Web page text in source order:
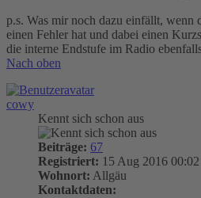
p.s. Was mir noch dazu einfällt, wenn
einen Fehler hat und dabei einen
die interne Endstufe im Radio
Nach oben
cowy
Kennt sich schon aus
Beiträge: 67
Registriert: 15 Aug 2016 00:02
Wohnort: Allgäu
Kontaktdaten: